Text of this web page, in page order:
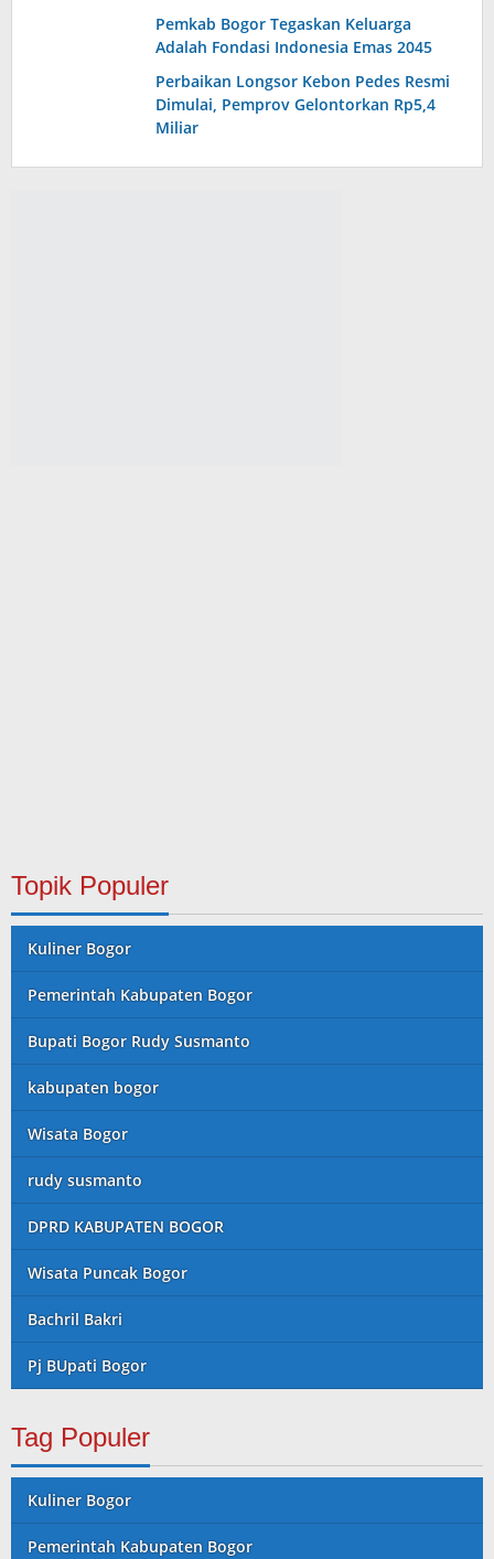
Pemkab Bogor Tegaskan Keluarga
Adalah Fondasi Indonesia Emas 2045
Perbaikan Longsor Kebon Pedes Resmi
Dimulai, Pemprov Gelontorkan Rp5,4
Miliar
Topik Populer
Kuliner Bogor
Pemerintah Kabupaten Bogor
Bupati Bogor Rudy Susmanto
kabupaten bogor
Wisata Bogor
rudy susmanto
DPRD KABUPATEN BOGOR
Wisata Puncak Bogor
Bachril Bakri
Pj BUpati Bogor
Tag Populer
Kuliner Bogor
Pemerintah Kabupaten Bogor